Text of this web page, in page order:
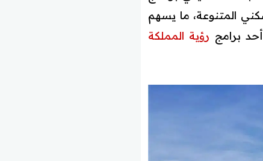
السكني المتنوعة، ما يسهم
برامج رؤية المملكة